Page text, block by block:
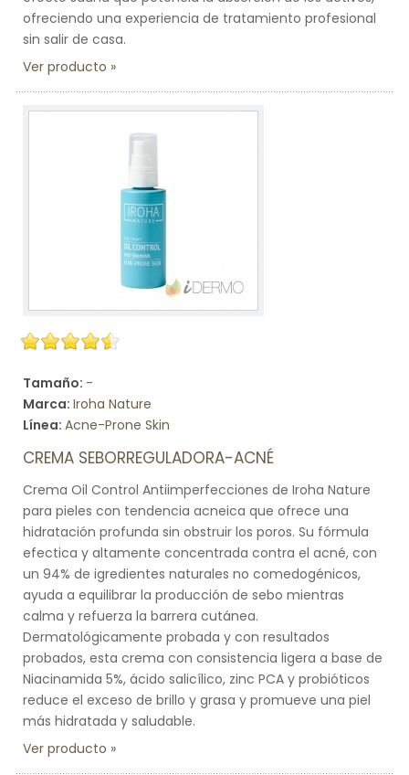
ofreciendo una experiencia de tratamiento profesional
sin salir de casa.
Ver producto
Tamaño: -
Marca: Iroha Nature
Línea: Acne-Prone Skin
CREMA SEBORREGULADORA-ACNÉ
Crema Oil Control Antiimperfecciones de Iroha Nature
para pieles con tendencia acneica que ofrece una
hidratación profunda sin obstruir los poros. Su fórmula
efectica y altamente concentrada contra el acné, con
un 94% de igredientes naturales no comedogénicos,
ayuda a equilibrar la producción de sebo mientras
calma y refuerza la barrera cutánea.
Dermatológicamente probada y con resultados
probados, esta crema con consistencia ligera a base de
Niacinamida 5%, ácido salicílico, zinc PCA y probióticos
reduce el exceso de brillo y grasa y promueve una piel
más hidratada y saludable.
Ver producto